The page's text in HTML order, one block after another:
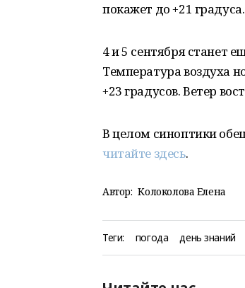
покажет до +21
4 и 5 сентября станет
Температура воздуха
+23 градусов. Ветер
В целом синоптики
читайте здесь.
Автор: Колоколова Елена
Теги: погода день знаний